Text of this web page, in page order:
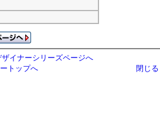
イナーシリーズページへ
トップへ
閉じる